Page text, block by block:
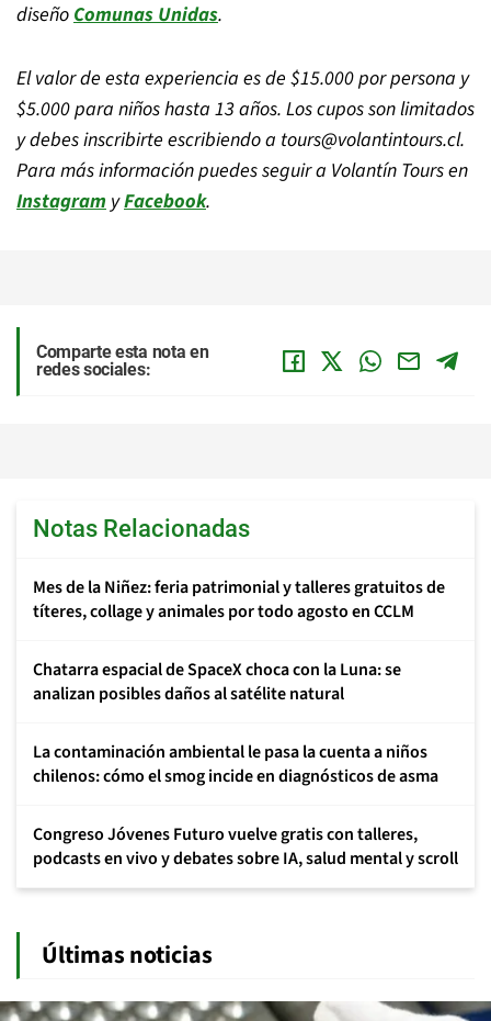
diseñoComunas Unidas.
El valor de esta experiencia es de $15.000 por persona y
$5.000 para niños hasta 13 años. Los cupos son limitados
y debes inscribirte escribiendo a tours@volantintours.cl.
Para más información puedes seguir a Volantín Tours en
Instagram yFacebook.
Comparte esta nota en
redes sociales:
Notas Relacionadas
Mes de la Niñez: feria patrimonial y talleres gratuitos de
títeres, collage y animales por todo agosto en CCLM
Chatarra espacial de SpaceX choca con la Luna: se
analizan posibles daños al satélite natural
La contaminación ambiental le pasa la cuenta a niños
chilenos: cómo el smog incide en diagnósticos de asma
Congreso Jóvenes Futuro vuelve gratis con talleres,
podcasts en vivo y debates sobre IA, salud mental y scroll
Últimas noticias